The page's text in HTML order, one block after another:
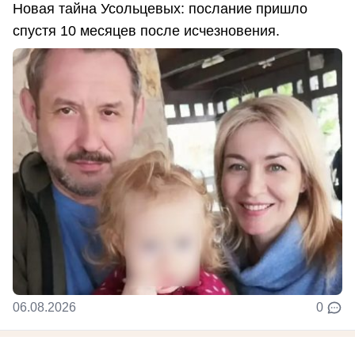
Новая тайна Усольцевых: послание пришло
спустя 10 месяцев после исчезновения.
06.08.2026 0